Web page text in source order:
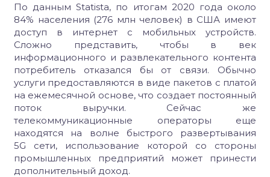
По данным Statista, по итогам 2020 года около
84% населения (276 млн человек) в США имеют
доступ в интернет с мобильных устройств.
Сложно представить, чтобы в век
информационного и развлекательного контента
потребитель отказался бы от связи. Обычно
услуги предоставляются в виде пакетов с платой
на ежемесячной основе, что создает постоянный
поток выручки. Сейчас же
телекоммуникационные операторы еще
находятся на волне быстрого развертывания
5G сети, использование которой со стороны
промышленных предприятий может принести
дополнительный доход.